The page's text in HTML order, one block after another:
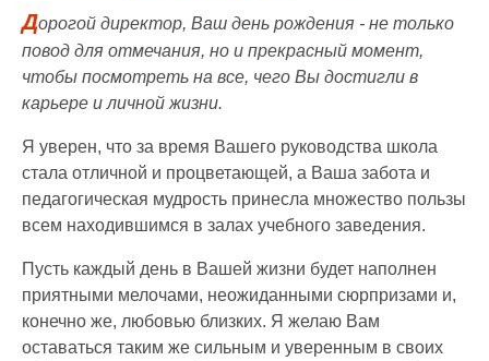
Дорогой директор, Ваш день рождения - не только
повод для отмечания, но и прекрасный момент,
чтобы посмотреть на все, чего Вы достигли в
карьере и личной жизни.
Я уверен, что за время Вашего руководства школа
стала отличной и процветающей, а Ваша забота и
педагогическая мудрость принесла множество пользы
всем находившимся в залах учебного заведения.
Пусть каждый день в Вашей жизни будет наполнен
приятными мелочами, неожиданными сюрпризами и,
конечно же, любовью близких. Я желаю Вам
оставаться таким же сильным и уверенным в своих